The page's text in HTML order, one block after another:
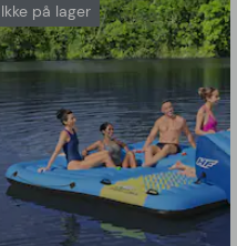
Ikke på lager